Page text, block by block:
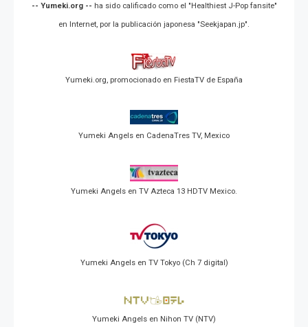
-- Yumeki.org -- ha sido calificado como el "Healthiest J-Pop fansite"
en Internet, por la publicación japonesa "Seekjapan.jp".
Yumeki.org, promocionado en FiestaTV de España
Yumeki Angels en CadenaTres TV, Mexico
Yumeki Angels en TV Azteca 13 HDTV Mexico.
Yumeki Angels en TV Tokyo (Ch 7 digital)
Yumeki Angels en Nihon TV (NTV)